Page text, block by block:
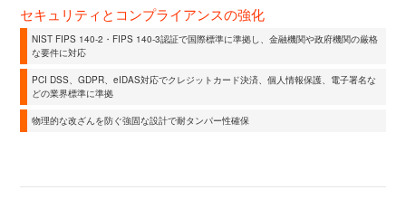
セキュリティとコンプライアンスの強化
NIST FIPS 140-2・FIPS 140-3認証で国際標準に準拠し、金融機関や政府機関の厳格
な要件に対応
PCI DSS、GDPR、eIDAS対応でクレジットカード決済、個人情報保護、電子署名な
どの業界標準に準拠
物理的な改ざんを防ぐ強固な設計で耐タンパー性確保